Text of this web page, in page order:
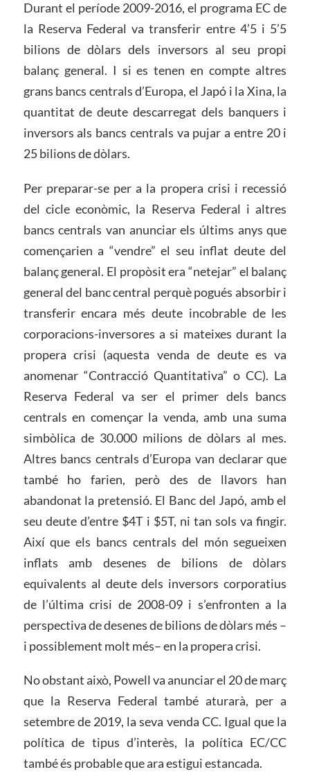
Durant el període 2009-2016, el programa EC de
la Reserva Federal va transferir entre 4’5 i 5’5
bilions de dòlars dels inversors al seu propi
balanç general. I si es tenen en compte altres
grans bancs centrals d’Europa, el Japó i la Xina, la
quantitat de deute descarregat dels banquers i
inversors als bancs centrals va pujar a entre 20 i
25 bilions de dòlars.
Per preparar-se per a la propera crisi i recessió
del cicle econòmic, la Reserva Federal i altres
bancs centrals van anunciar els últims anys que
començarien a “vendre” el seu inflat deute del
balanç general. El propòsit era “netejar” el balanç
general del banc central perquè pogués absorbir i
transferir encara més deute incobrable de les
corporacions-inversores a si mateixes durant la
propera crisi (aquesta venda de deute es va
anomenar “Contracció Quantitativa” o CC). La
Reserva Federal va ser el primer dels bancs
centrals en començar la venda, amb una suma
simbòlica de 30.000 milions de dòlars al mes.
Altres bancs centrals d’Europa van declarar que
també ho farien, però des de llavors han
abandonat la pretensió. El Banc del Japó, amb el
seu deute d’entre $4T i $5T, ni tan sols va fingir.
Així que els bancs centrals del món segueixen
inflats amb desenes de bilions de dòlars
equivalents al deute dels inversors corporatius
de l’última crisi de 2008-09 i s’enfronten a la
perspectiva de desenes de bilions de dòlars més –
i possiblement molt més– en la propera crisi.
No obstant això, Powell va anunciar el 20 de març
que la Reserva Federal també aturarà, per a
setembre de 2019, la seva venda CC. Igual que la
política de tipus d’interès, la política EC/CC
també és probable que ara estigui estancada.